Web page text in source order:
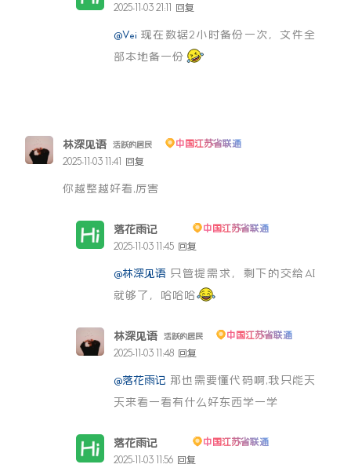
2025-11-03 21:11 回复
@Vei 现在数据2小时备份一次，文件全
部本地备一份
林深见语 活跃的居民
中国江苏省联通
2025-11-03 11:41 回复
你越整越好看,厉害
落花雨记
中国江苏省联通
2025-11-03 11:45 回复
@林深见语 只管提需求，剩下的交给AI
就够了，哈哈哈
林深见语 活跃的居民
中国江苏省联通
2025-11-03 11:48 回复
@落花雨记 那也需要懂代码啊,我只能天
天来看一看有什么好东西学一学
落花雨记
中国江苏省联通
2025-11-03 11:56 回复